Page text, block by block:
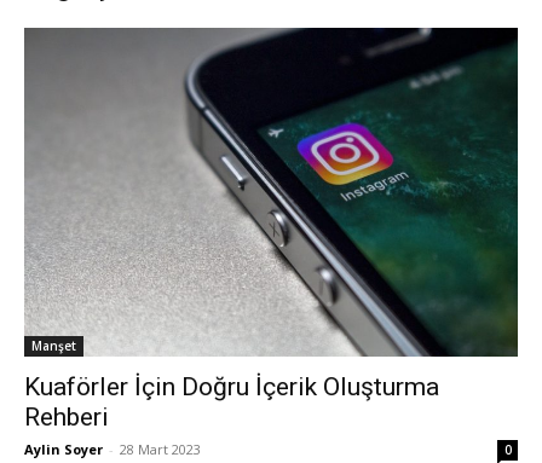
Manşet
Kuaförler İçin Doğru İçerik Oluşturma
Rehberi
Aylin Soyer - 28 Mart 2023 0